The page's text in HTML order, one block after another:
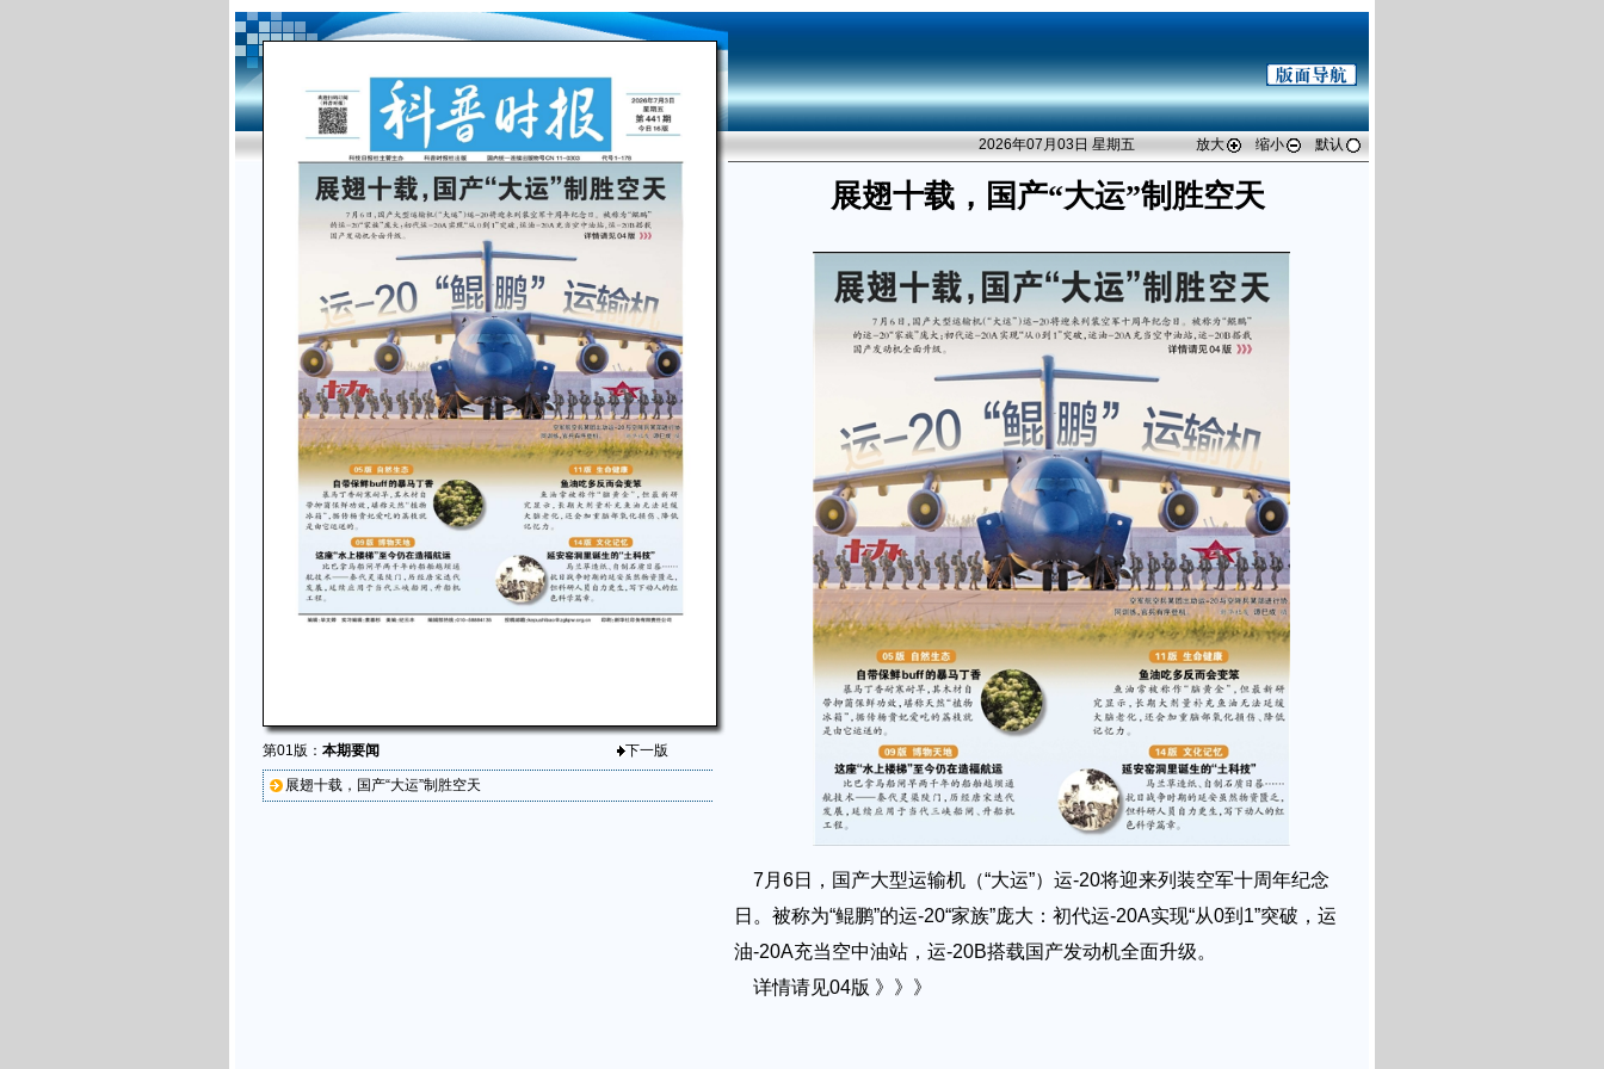
第01版： 本期要闻 下一版
展翅十载，国产“大运”制胜空天
2026年07月03日 星期五 放大 缩小 默认
展翅十载，国产“大运”制胜空天
7月6日，国产大型运输机（“大运”）运-20将迎来列装空军十周年纪念
日。被称为“鲲鹏”的运-20“家族”庞大：初代运-20A实现“从0到1”突破，运
油-20A充当空中油站，运-20B搭载国产发动机全面升级。
详情请见04版 》》》